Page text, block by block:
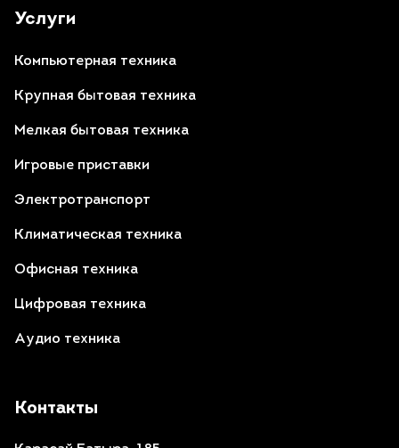
Контакты
Услуги
Компьютерная техника
Крупная бытовая техника
Мелкая бытовая техника
Игровые приставки
Электротранспорт
Климатическая техника
Офисная техника
Цифровая техника
Аудио техника